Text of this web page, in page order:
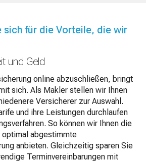
sich für die Vorteile, die wir
und Geld
online abzuschließen, bringt
sich. Als Makler stellen wir Ihnen
Versicherer zur Auswahl.
und ihre Leistungen durchlaufen
So können wir Ihnen die
abgestimmte
anbieten. Gleichzeitig sparen Sie
Terminvereinbarungen mit